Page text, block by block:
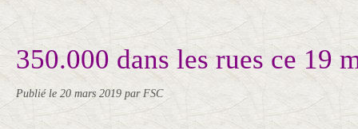
350.000 dans les rues ce 19
Publié le 20 mars 2019 par FSC